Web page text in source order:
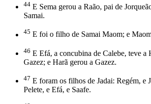
44 E Sema gerou a Raão, pai de
Samai.
45 E foi o filho de Samai Maom; e
46 E Efá, a concubina de Calebe, teve a
Gazez; e Harã gerou a Gazez.
47 E foram os filhos de Jadai: Regém, e
Pelete, e Efá, e Saafe.